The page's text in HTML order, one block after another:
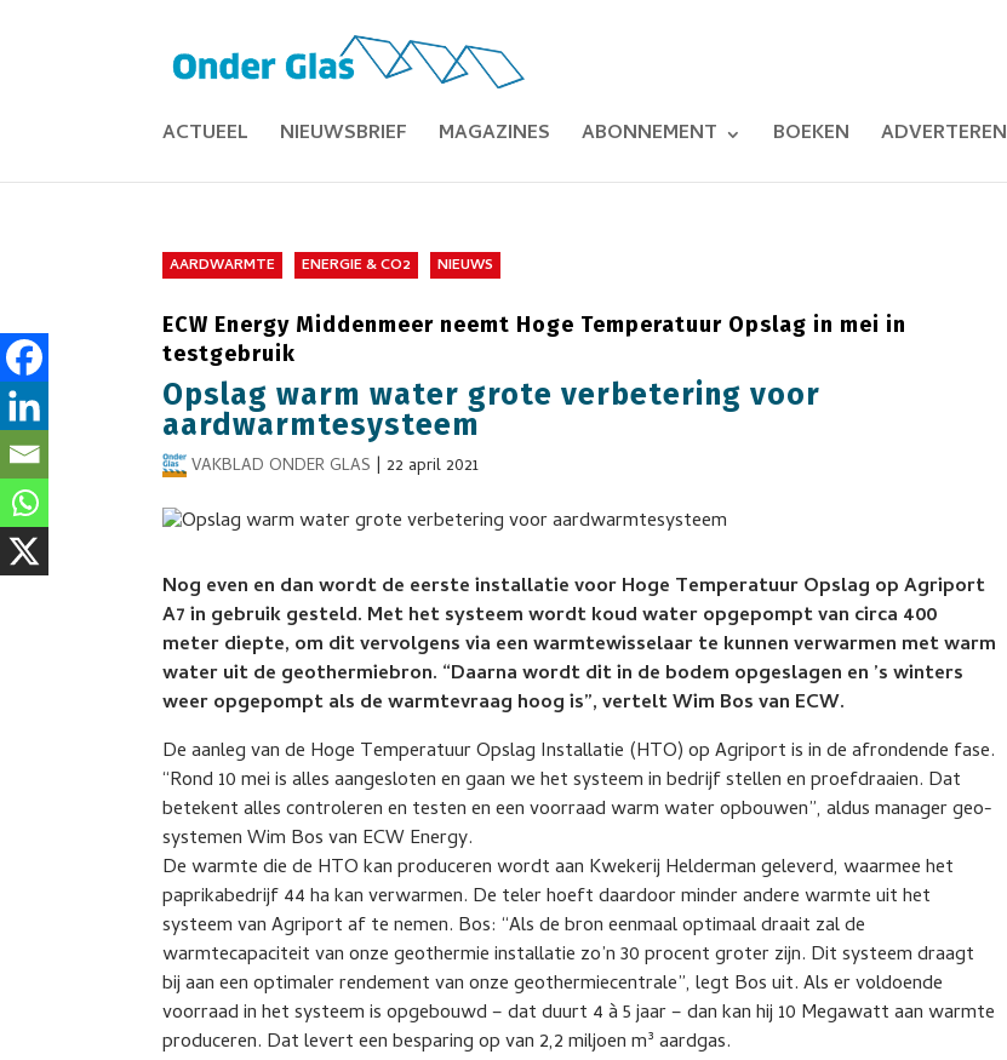
ACTUEEL NIEUWSBRIEF MAGAZINES ABONNEMENT BOEKEN ADVERTEREN
AARDWARMTE ENERGIE & CO2 NIEUWS
ECW Energy Middenmeer neemt Hoge Temperatuur Opslag in mei in
testgebruik
Opslag warm water grote verbetering voor
aardwarmtesysteem
VAKBLAD ONDER GLAS |22 april 2021
Nog even en dan wordt de eerste installatie voor Hoge Temperatuur Opslag op Agriport
A7 in gebruik gesteld. Met het systeem wordt koud water opgepompt van circa 400
meter diepte, om dit vervolgens via een warmtewisselaar te kunnen verwarmen met warm
water uit de geothermiebron. “Daarna wordt dit in de bodem opgeslagen en ’s winters
weer opgepompt als de warmtevraag hoog is”, vertelt Wim Bos van ECW.
De aanleg van de Hoge Temperatuur Opslag Installatie (HTO) op Agriport is in de afrondende fase.
“Rond 10 mei is alles aangesloten en gaan we het systeem in bedrijf stellen en proefdraaien. Dat
betekent alles controleren en testen en een voorraad warm water opbouwen”, aldus manager geo-
systemen Wim Bos van ECW Energy.
De warmte die de HTO kan produceren wordt aan Kwekerij Helderman geleverd, waarmee het
paprikabedrijf 44 ha kan verwarmen. De teler hoeft daardoor minder andere warmte uit het
systeem van Agriport af te nemen. Bos: “Als de bron eenmaal optimaal draait zal de
warmtecapaciteit van onze geothermie installatie zo’n 30 procent groter zijn. Dit systeem draagt
bij aan een optimaler rendement van onze geothermiecentrale”, legt Bos uit. Als er voldoende
voorraad in het systeem is opgebouwd – dat duurt 4 à 5 jaar – dan kan hij 10 Megawatt aan warmte
produceren. Dat levert een besparing op van 2,2 miljoen m³ aardgas.